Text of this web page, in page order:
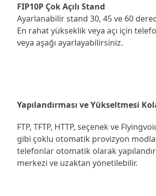
FIP10P Çok Açılı Stand
Ayarlanabilir stand 30, 45 ve 60
En rahat yükseklik veya açı için
veya aşağı ayarlayabilirsiniz.
Yapılandırması ve Yükseltmesi
FTP, TFTP, HTTP, seçenek ve
gibi çoklu otomatik provizyon
telefonlar otomatik olarak
merkezi ve uzaktan yönetilebilir.